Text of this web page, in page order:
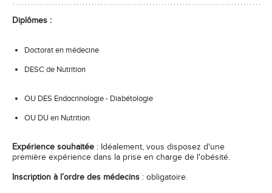
Diplômes :
Doctorat en médecine
DESC de Nutrition
OU DES Endocrinologie - Diabétologie
OU DU en Nutrition
Expérience souhaitée : Idéalement, vous disposez d'une
première expérience dans la prise en charge de l'obésité.
Inscription à l’ordre des médecins : obligatoire.